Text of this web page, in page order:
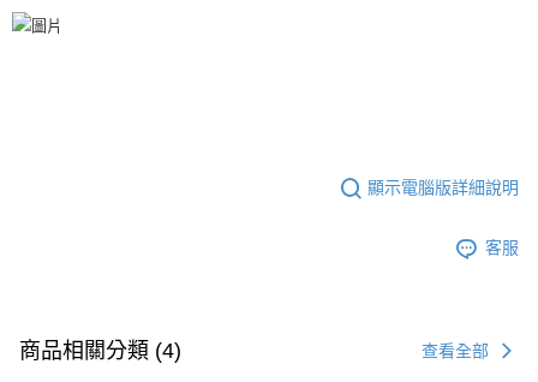
ATM付款
每筆NT$9,999
顯示電腦版詳細說明
客服
商品相關分類 (4) 查看全部